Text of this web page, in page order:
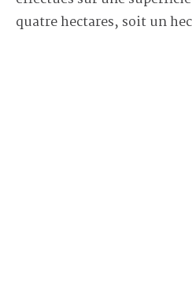
quatre hectares, soit un